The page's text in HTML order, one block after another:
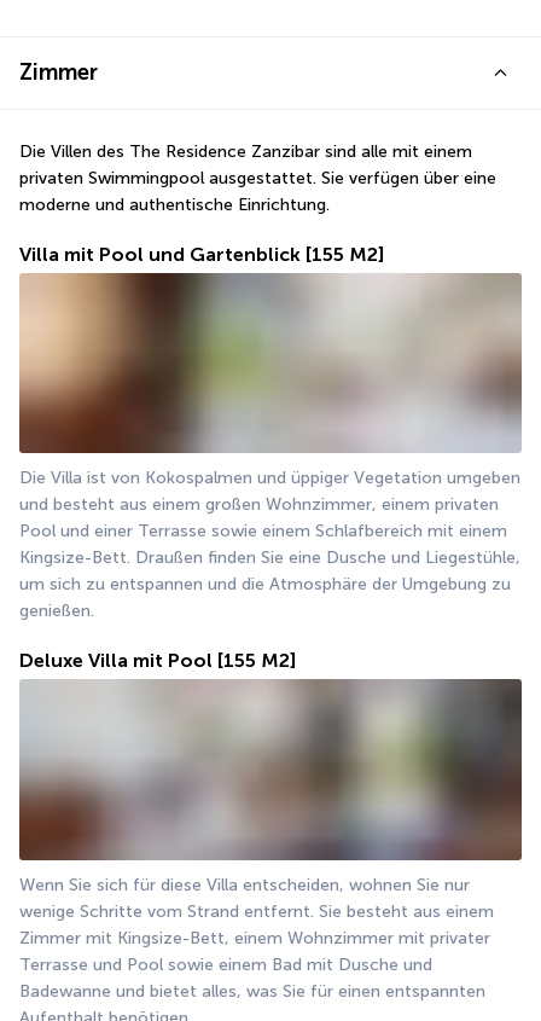
Zimmer
Die Villen des The Residence Zanzibar sind alle mit einem
privaten Swimmingpool ausgestattet. Sie verfügen über eine
moderne und authentische Einrichtung.
Villa mit Pool und Gartenblick [155 M2]
Die Villa ist von Kokospalmen und üppiger Vegetation umgeben
und besteht aus einem großen Wohnzimmer, einem privaten
Pool und einer Terrasse sowie einem Schlafbereich mit einem
Kingsize-Bett. Draußen finden Sie eine Dusche und Liegestühle,
um sich zu entspannen und die Atmosphäre der Umgebung zu
genießen.
Deluxe Villa mit Pool [155 M2]
Wenn Sie sich für diese Villa entscheiden, wohnen Sie nur
wenige Schritte vom Strand entfernt. Sie besteht aus einem
Zimmer mit Kingsize-Bett, einem Wohnzimmer mit privater
Terrasse und Pool sowie einem Bad mit Dusche und
Badewanne und bietet alles, was Sie für einen entspannten